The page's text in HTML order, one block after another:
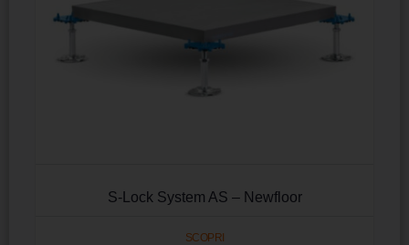
S-Lock System AS – Newfloor
SCOPRI